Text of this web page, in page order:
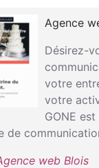
Agence
Désirez-
votre
votre
GONE
de
web Blois